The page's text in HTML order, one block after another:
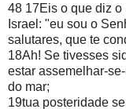
48 17Eis o que diz o
Israel: "eu sou o
salutares, que te
18Ah! Se tivesses
estar assemelhar-
do mar;
19tua posteridade